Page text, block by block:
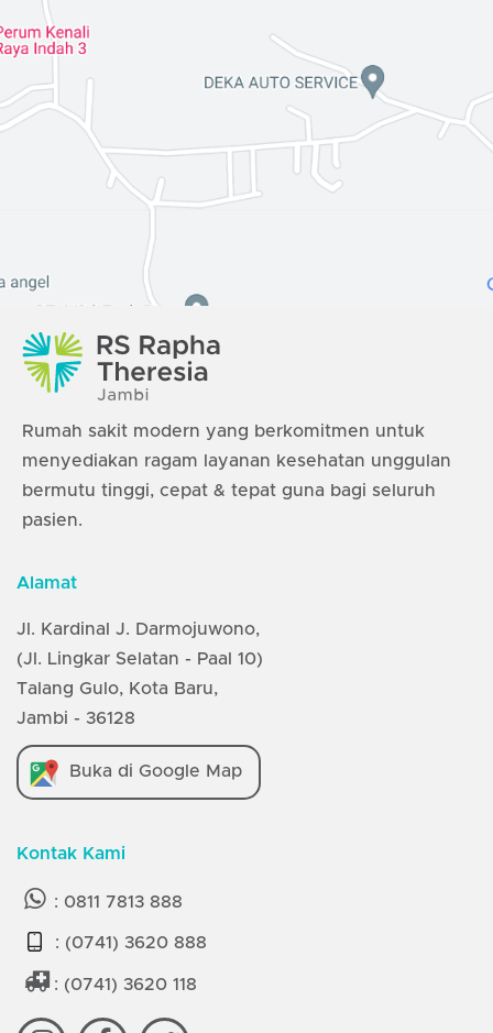
Rumah sakit modern yang berkomitmen untuk
menyediakan ragam layanan kesehatan unggulan
bermutu tinggi, cepat & tepat guna bagi seluruh
pasien.
Alamat
Jl. Kardinal J. Darmojuwono,
(Jl. Lingkar Selatan - Paal 10)
Talang Gulo, Kota Baru,
Jambi - 36128
Buka di Google Map
Kontak Kami
: 0811 7813 888
: (0741) 3620 888
: (0741) 3620 118